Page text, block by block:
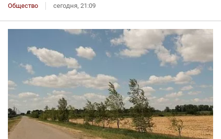
Общество сегодня, 21:09